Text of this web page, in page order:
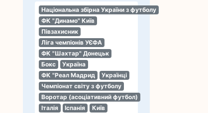
Національна збірна України з футболу
ФК "Динамо" Київ
Півзахисник
Ліга чемпіонів УЄФА
ФК "Шахтар" Донецьк
Бокс
Україна
ФК "Реал Мадрид
Українці
Чемпіонат світу з футболу
Воротар (асоціативний футбол)
Італія
Іспанія
Київ